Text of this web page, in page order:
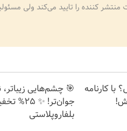
منتشر کننده را تایید می‌کند ولی
با کارنامه
🎯 چشم‌هایی
جوان‌تر! ✨
بلفاروپلاستی